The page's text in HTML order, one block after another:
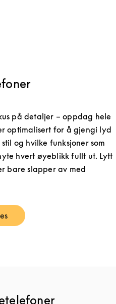
på detaljer – oppdag hele
optimalisert for å gjengi lyd
og hvilke funksjoner som
hvert øyeblikk fullt ut. Lytt
bare slapper av med
Tab